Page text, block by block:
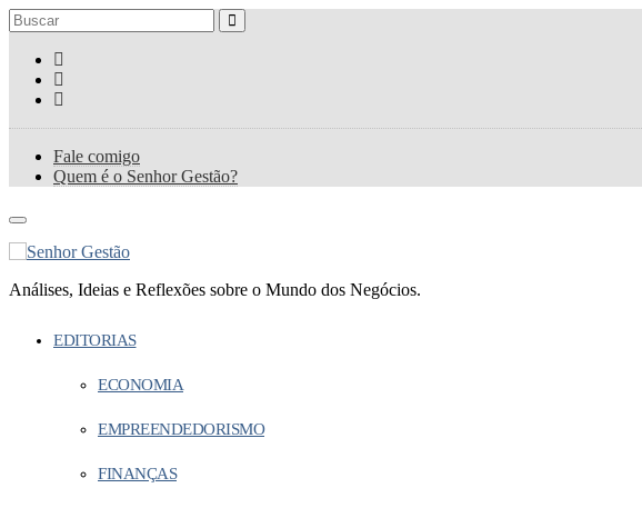
Fale comigo
Quem é o Senhor Gestão?
Análises, Ideias e Reflexões sobre o Mundo dos Negócios.
EDITORIAS
ECONOMIA
EMPREENDEDORISMO
FINANÇAS